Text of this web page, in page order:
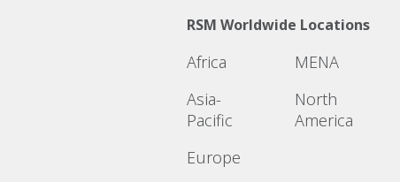
RSM Worldwide Locations
Africa
Asia-
Pacific
Europe
MENA
North
America